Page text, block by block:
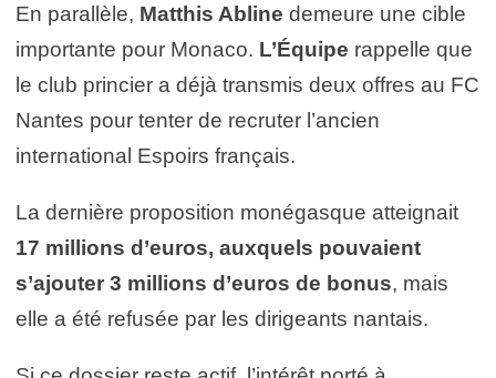
En parallèle, Matthis Abline demeure une cible
importante pour Monaco. L’Équipe rappelle que
le club princier a déjà transmis deux offres au FC
Nantes pour tenter de recruter l’ancien
international Espoirs français.
La dernière proposition monégasque atteignait
17 millions d’euros, auxquels pouvaient
s’ajouter 3 millions d’euros de bonus, mais
elle a été refusée par les dirigeants nantais.